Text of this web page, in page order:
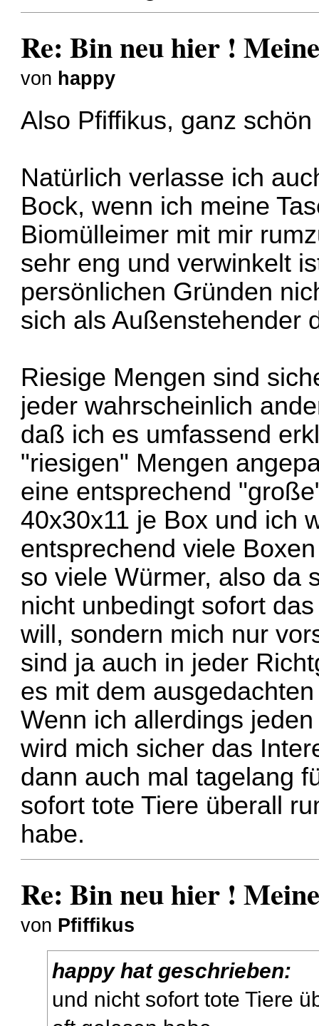
Re: Bin neu hier !
von happy
Also Pfiffikus, ganz
Natürlich verlasse ich
Bock, wenn ich meine
Biomülleimer mit mir
sehr eng und verwinkelt
persönlichen Gründen
sich als Außenstehender
Riesige Mengen sind
jeder wahrscheinlich
daß ich es umfassend
"riesigen" Mengen
eine entsprechend
40x30x11 je Box und ich
entsprechend viele
so viele Würmer, also da
nicht unbedingt sofort
will, sondern mich nur
sind ja auch in jeder
es mit dem
Wenn ich allerdings
wird mich sicher das
dann auch mal tagelang
sofort tote Tiere überall
habe.
Re: Bin neu hier !
von Pfiffikus
happy hat geschrieben:
und nicht sofort tote Tiere